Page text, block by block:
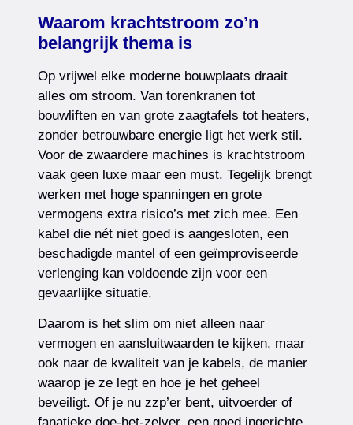
Waarom krachtstroom zo’n
belangrijk thema is
Op vrijwel elke moderne bouwplaats draait
alles om stroom. Van torenkranen tot
bouwliften en van grote zaagtafels tot heaters,
zonder betrouwbare energie ligt het werk stil.
Voor de zwaardere machines is krachtstroom
vaak geen luxe maar een must. Tegelijk brengt
werken met hoge spanningen en grote
vermogens extra risico’s met zich mee. Een
kabel die nét niet goed is aangesloten, een
beschadigde mantel of een geïmproviseerde
verlenging kan voldoende zijn voor een
gevaarlijke situatie.
Daarom is het slim om niet alleen naar
vermogen en aansluitwaarden te kijken, maar
ook naar de kwaliteit van je kabels, de manier
waarop je ze legt en hoe je het geheel
beveiligt. Of je nu zzp’er bent, uitvoerder of